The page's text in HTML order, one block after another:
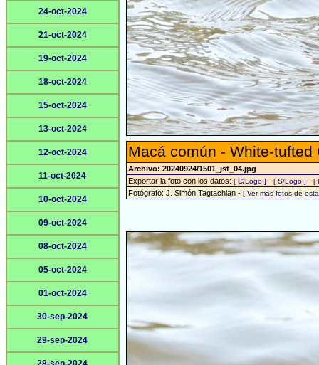
24-oct-2024
21-oct-2024
19-oct-2024
18-oct-2024
15-oct-2024
13-oct-2024
12-oct-2024
11-oct-2024
10-oct-2024
09-oct-2024
08-oct-2024
05-oct-2024
01-oct-2024
30-sep-2024
29-sep-2024
Macá común - White-
Archivo: 20240924/1501_jst_04.jpg
Exportar la foto con los datos: [ C/Logo ] - [ S/Logo ] - [
Fotógrafo: J. Simón Tagtachian - [ Ver más fotos de